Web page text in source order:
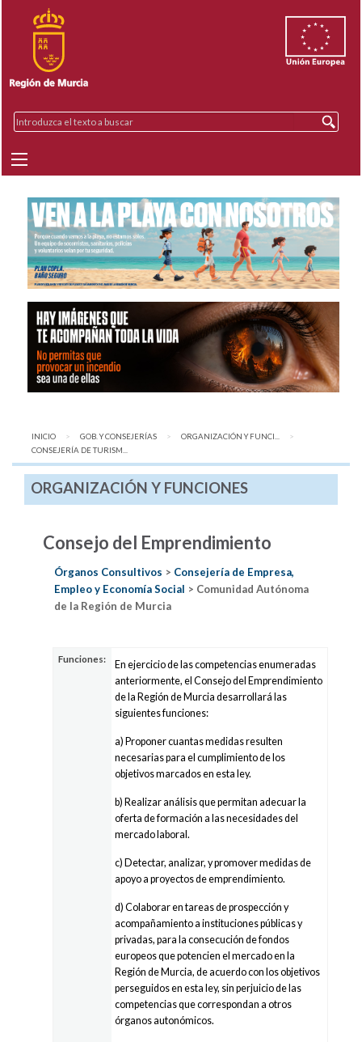
INICIO GOB. Y CONSEJERÍAS
ORGANIZACIÓN Y FUNCI...
AQUÍ:
CONSEJERÍA DE TURISM...
ORGANIZACIÓN Y FUNCIONES
Consejo del Emprendimiento
Órganos Consultivos > Consejería de Empresa,
Empleo y Economía Social > Comunidad Autónoma
de la Región de Murcia
Funciones:
En ejercicio de las competencias enumeradas
anteriormente, el Consejo del Emprendimiento
de la Región de Murcia desarrollará las
siguientes funciones:
a) Proponer cuantas medidas resulten
necesarias para el cumplimiento de los
objetivos marcados en esta ley.
b) Realizar análisis que permitan adecuar la
oferta de formación a las necesidades del
mercado laboral.
c) Detectar, analizar, y promover medidas de
apoyo a proyectos de emprendimiento.
d) Colaborar en tareas de prospección y
acompañamiento a instituciones públicas y
privadas, para la consecución de fondos
europeos que potencien el mercado en la
Región de Murcia, de acuerdo con los objetivos
perseguidos en esta ley, sin perjuicio de las
competencias que correspondan a otros
órganos autonómicos.